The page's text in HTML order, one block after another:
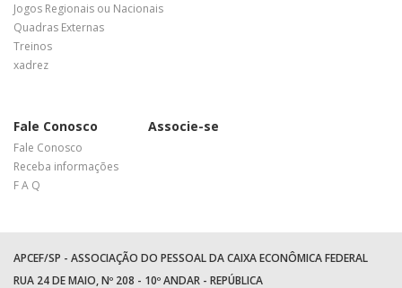
Jogos Regionais ou Nacionais
Quadras Externas
Treinos
xadrez
Fale Conosco
Fale Conosco
Receba informações
F A Q
Associe-se
APCEF/SP - ASSOCIAÇÃO DO PESSOAL DA CAIXA ECONÔMICA FEDERAL
RUA 24 DE MAIO, Nº 208 - 10º ANDAR - REPÚBLICA